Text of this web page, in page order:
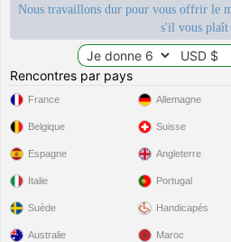
Nous travaillons dur pour vous offrir le
s'il vous plaît
Rencontres par pays
France
Belgique
Espagne
Italie
Suède
Allemagne
Suisse
Angleterre
Portugal
Handicapés
Australie Maroc